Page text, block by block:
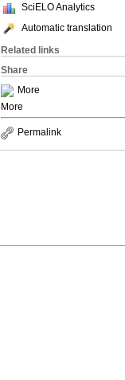
SciELO Analytics
Automatic translation
Related links
Share
More
More
Permalink